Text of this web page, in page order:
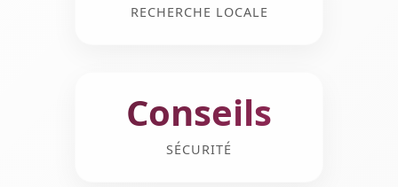
RECHERCHE LOCALE
Conseils
SÉCURITÉ